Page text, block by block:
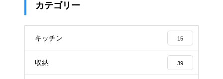
カテゴリー
キッチン 15
収納 39